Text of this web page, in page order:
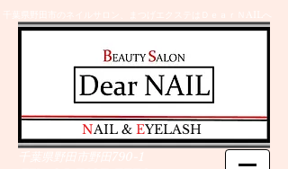
千葉県野田市のネイルサロン、まつげエクステはＤｅａｒＮAILへ
千葉県野田市野田790-1
​NAIL & EYELASH